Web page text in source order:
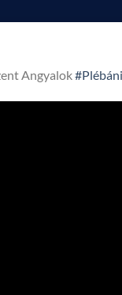
Angyalok